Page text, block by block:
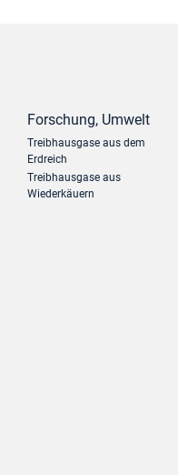
Forschung, Umwelt
Treibhausgase aus dem
Erdreich
Treibhausgase aus
Wiederkäuern